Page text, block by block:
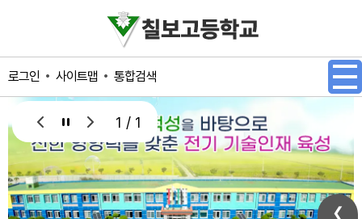
로그인 사이트맵 통합검색
1 / 1